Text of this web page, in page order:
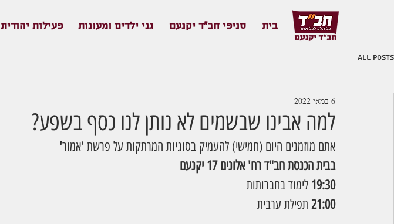
בית סניפי חב"ד יקנעם גני ילדים ומעונות פעילות יהודית
All Posts
למה אבינו שבשמים לא נותן לנו כסף בשפע?
6 במאי 2022
אתם מוזמנים היום (חמישי) להעמיק בסוגיות המרתקות על פרשת 'אמור'
בבית הכנסת חב"ד רח' אלונים 17 יקנעם
19:30 לימוד בחברותות
21:00 תפילת ערבית